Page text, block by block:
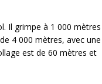
Il grimpe à 1 000 mètres
4 000 mètres, avec une
est de 60 mètres et